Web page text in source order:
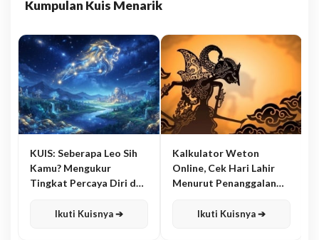
Kumpulan Kuis Menarik
KUIS: Seberapa Leo Sih
Kamu? Mengukur
Tingkat Percaya Diri dan
Ikuti Kuisnya ➔
Kalkulator Weton
Online, Cek Hari Lahir
Menurut Penanggalan
Ikuti Kuisnya ➔